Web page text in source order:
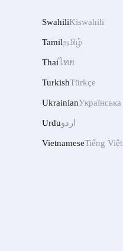
SwahiliKiswahili
Tamilதமிழ்
Thaiไทย
TurkishTürkçe
UkrainianУкраїнська
Urduاردو
VietnameseTiếng Việt